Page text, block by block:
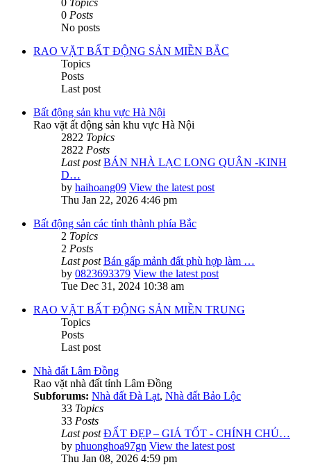
0 Posts
No posts
RAO VẶT BẤT ĐỘNG SẢN MIỀN BẮC
Topics
Posts
Last post
Bất động sản khu vực Hà Nội
Rao vặt ất động sản khu vực Hà Nội
2822 Topics
2822 Posts
Last post BÁN NHÀ LẠC LONG QUÂN -KINH
D…
by haihoang09 View the latest post
Thu Jan 22, 2026 4:46 pm
Bất động sản các tỉnh thành phía Bắc
2 Topics
2 Posts
Last post Bán gấp mảnh đất phù hợp làm …
by 0823693379 View the latest post
Tue Dec 31, 2024 10:38 am
RAO VẶT BẤT ĐỘNG SẢN MIỀN TRUNG
Topics
Posts
Last post
Nhà đất Lâm Đồng
Rao vặt nhà đất tỉnh Lâm Đồng
Subforums: Nhà đất Đà Lạt, Nhà đất Bảo Lộc
33 Topics
33 Posts
Last post ĐẤT ĐẸP – GIÁ TỐT - CHÍNH CHỦ…
by phuonghoa97gn View the latest post
Thu Jan 08, 2026 4:59 pm